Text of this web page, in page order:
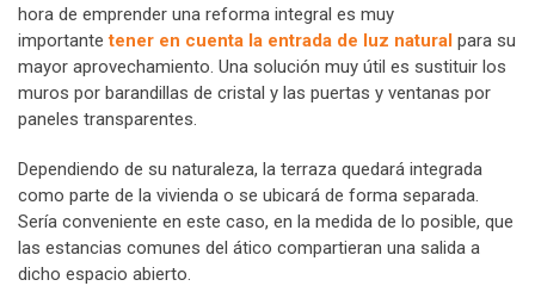
hora de emprender una reforma integral es muy
importantetener en cuenta la entrada de luz natural para su
mayor aprovechamiento. Una solución muy útil es sustituir los
muros por barandillas de cristal y las puertas y ventanas por
paneles transparentes.
Dependiendo de su naturaleza, la terraza quedará integrada
como parte de la vivienda o se ubicará de forma separada.
Sería conveniente en este caso, en la medida de lo posible, que
las estancias comunes del ático compartieran una salida a
dicho espacio abierto.